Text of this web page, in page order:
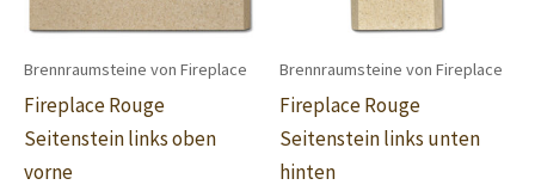
Brennraumsteine von Fireplace
Fireplace Rouge
Seitenstein links oben
vorne
Brennraumsteine von Fireplace
Fireplace Rouge
Seitenstein links unten
hinten